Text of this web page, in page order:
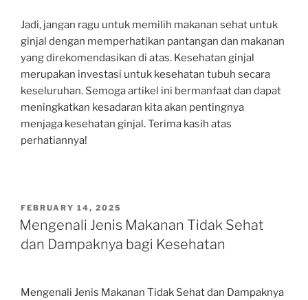
Jadi, jangan ragu untuk memilih makanan sehat untuk
ginjal dengan memperhatikan pantangan dan makanan
yang direkomendasikan di atas. Kesehatan ginjal
merupakan investasi untuk kesehatan tubuh secara
keseluruhan. Semoga artikel ini bermanfaat dan dapat
meningkatkan kesadaran kita akan pentingnya
menjaga kesehatan ginjal. Terima kasih atas
perhatiannya!
POSTED
ON
FEBRUARY 14, 2025
Mengenali Jenis Makanan Tidak Sehat
dan Dampaknya bagi Kesehatan
Mengenali Jenis Makanan Tidak Sehat dan Dampaknya